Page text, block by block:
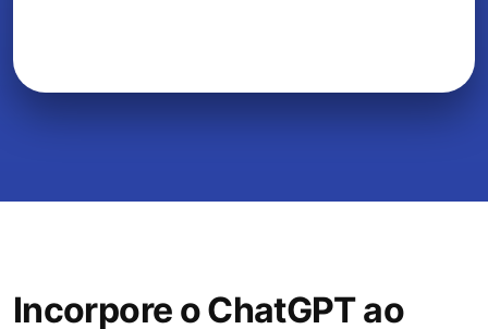
Incorpore o ChatGPT ao